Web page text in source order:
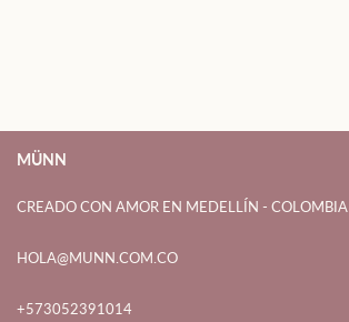
MÜNN
CREADO CON AMOR EN MEDELLÍN - COLOMBIA
HOLA@MUNN.COM.CO
+573052391014